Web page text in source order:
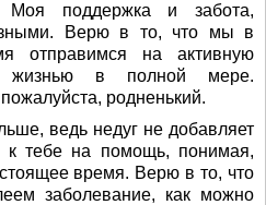
Моя поддержка и забота,
Верю в то, что мы в
отправимся на активную
жизнью в полной мере.
родненький.
ведь недуг не добавляет
тебе на помощь, понимая,
время. Верю в то, что
заболевание, как можно